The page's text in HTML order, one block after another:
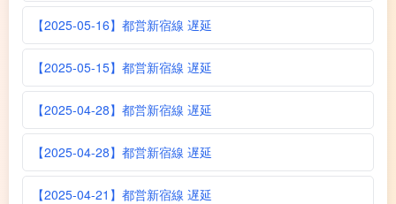
【2025-05-16】都営新宿線 遅延
【2025-05-15】都営新宿線 遅延
【2025-04-28】都営新宿線 遅延
【2025-04-28】都営新宿線 遅延
【2025-04-21】都営新宿線 遅延